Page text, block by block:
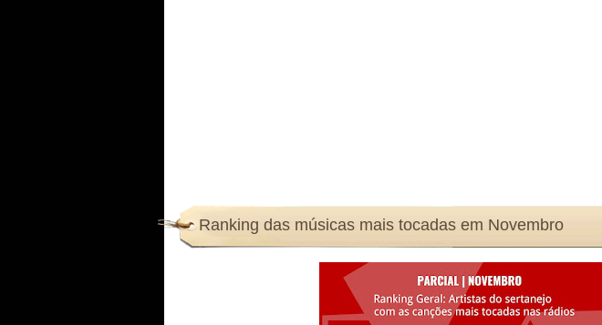
Ranking das músicas mais tocadas em Novembro